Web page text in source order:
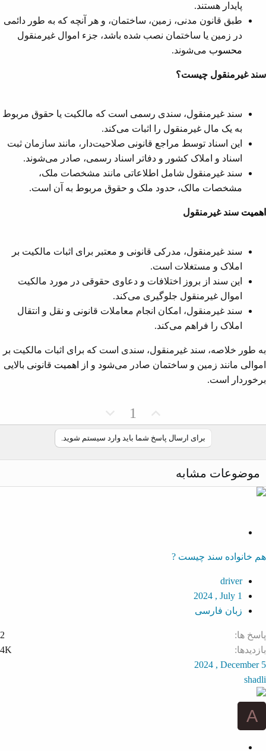
پایدار هستند.
طبق قانون مدنی، زمین، ساختمان، و هر آنچه که به طور دائمی
در زمین یا ساختمان نصب شده باشد، جزء اموال غیرمنقول
محسوب می‌شوند.
سند غیرمنقول چیست؟
سند غیرمنقول، سندی رسمی است که مالکیت یا حقوق مربوط
به یک مال غیرمنقول را اثبات می‌کند.
این اسناد توسط مراجع قانونی صلاحیت‌دار، مانند سازمان ثبت
اسناد و املاک کشور و دفاتر اسناد رسمی، صادر می‌شوند.
سند غیرمنقول شامل اطلاعاتی مانند مشخصات ملک،
مشخصات مالک، حدود ملک و حقوق مربوط به آن است.
اهمیت سند غیرمنقول
سند غیرمنقول، مدرکی قانونی و معتبر برای اثبات مالکیت بر
املاک و مستغلات است.
این سند از بروز اختلافات و دعاوی حقوقی در مورد مالکیت
اموال غیرمنقول جلوگیری می‌کند.
سند غیرمنقول، امکان انجام معاملات قانونی و نقل و انتقال
املاک را فراهم می‌کند.
به طور خلاصه، سند غیرمنقول، سندی است که برای اثبات مالکیت بر
اموالی مانند زمین و ساختمان صادر می‌شود و از
اهمیت قانونی بالایی
برخوردار است.
ا
ی
ب
1
ا
ی
ف
برای ارسال پاسخ شما باید وارد سیستم شوید.
موضوعات مشابه
l
e
هم خانواده سند چیست ?
driver
2024 , July 1
زبان فارسی
پاسخ ها
2
بازدیدها
4K
2024 , December 5
shadli
A